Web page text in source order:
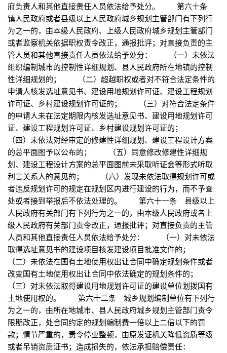
府负责人和其他直接责任人员依法给予处分。 第六十条
镇人民政府或者县级以上人民政府城乡规划主管部门有下列行
为之一的，由本级人民政府、上级人民政府城乡规划主管部门
或者监察机关依据职权责令改正，通报批评；对直接负责的主
管人员和其他直接责任人员依法给予处分： （一）未依法
组织编制城市的控制性详细规划、县人民政府所在地镇的控制
性详细规划的； （二）超越职权或者对不符合法定条件的
申请人核发选址意见书、建设用地规划许可证、建设工程规划
许可证、乡村建设规划许可证的； （三）对符合法定条件
的申请人未在法定期限内核发选址意见书、建设用地规划许可
证、建设工程规划许可证、乡村建设规划许可证的；
（四）未依法对经审定的修建性详细规划、建设工程设计方案
的总平面图予以公布的； （五）同意修改修建性详细规
划、建设工程设计方案的总平面图前未采取听证会等形式听取
利害关系人的意见的； （六）发现未依法取得规划许可或
者违反规划许可的规定在规划区内进行建设的行为，而不予查
处或者接到举报后不依法处理的。 第六十一条 县级以上
人民政府有关部门有下列行为之一的，由本级人民政府或者上
级人民政府有关部门责令改正，通报批评；对直接负责的主管
人员和其他直接责任人员依法给予处分： （一）对未依法
取得选址意见书的建设项目核发建设项目批准文件的；
（二）未依法在国有土地使用权出让合同中确定规划条件或者
改变国有土地使用权出让合同中依法确定的规划条件的；
（三）对未依法取得建设用地规划许可证的建设单位划拨国有
土地使用权的。 第六十二条 城乡规划编制单位有下列行
为之一的，由所在地城市、县人民政府城乡规划主管部门责令
限期改正，处合同约定的规划编制费一倍以上二倍以下的罚
款；情节严重的，责令停业整顿，由原发证机关降低资质等级
或者吊销资质证书；造成损失的，依法承担赔偿责任：